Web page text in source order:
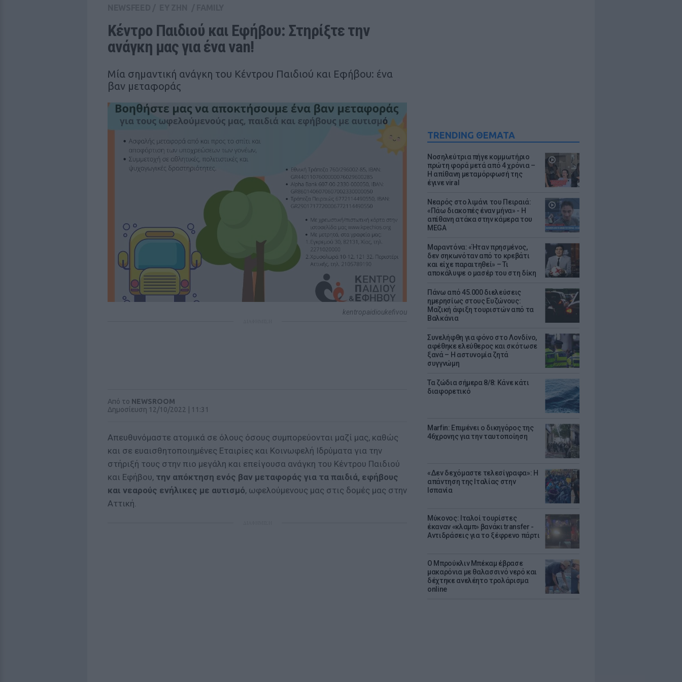
TRENDING ΘΕΜΑΤΑ
Νοσηλεύτρια πήγε κομμωτήριο
πρώτη φορά μετά από 4 χρόνια –
Η απίθανη μεταμόρφωσή της
έγινε viral
Νεαρός στο λιμάνι του Πειραιά:
«Πάω διακοπές έναν μήνα» - Η
απίθανη ατάκα στην κάμερα του
MEGA
Μαραντόνα: «Ήταν πρησμένος,
δεν σηκωνόταν από το κρεβάτι
και είχε παραιτηθεί» – Τι
αποκάλυψε ο μασέρ του στη δίκη
Πάνω από 45.000 διελεύσεις
ημερησίως στους Ευζώνους:
Μαζική άφιξη τουριστών από τα
Βαλκάνια
Συνελήφθη για φόνο στο Λονδίνο,
αφέθηκε ελεύθερος και σκότωσε
ξανά – Η αστυνομία ζητά
συγγνώμη
Τα ζώδια σήμερα 8/8: Κάνε κάτι
διαφορετικό
Marfin: Επιμένει ο δικηγόρος της
46χρονης για την ταυτοποίηση
«Δεν δεχόμαστε τελεσίγραφα»: Η
απάντηση της Ιταλίας στην
Ισπανία
Μύκονος: Ιταλοί τουρίστες
έκαναν «κλαμπ» βανάκι transfer -
Αντιδράσεις για το ξέφρενο πάρτι
Ο Μπρούκλιν Μπέκαμ έβρασε
μακαρόνια με θαλασσινό νερό και
δέχτηκε ανελέητο τρολάρισμα
online
Κέντρο Παιδιού και Εφήβου: Στηρίξτε την
ανάγκη μας για ένα van!
Μία σημαντική ανάγκη του Κέντρου Παιδιού και Εφήβου: ένα
βαν μεταφοράς
kentropaidioukefivou
Από το NEWSROOM
Δημοσίευση 12/10/2022 | 11:31
Απευθυνόμαστε ατομικά σε όλους όσους συμπορεύονται μαζί μας, καθώς
και σε ευαισθητοποιημένες Εταιρίες και Κοινωφελή Ιδρύματα για την
στήριξή τους στην πιο μεγάλη και επείγουσα ανάγκη του Κέντρου Παιδιού
και Εφήβου, την απόκτηση ενός βαν μεταφοράς για τα παιδιά, εφήβους
και νεαρούς ενήλικες με αυτισμό, ωφελούμενους μας στις δομές μας στην
Αττική.